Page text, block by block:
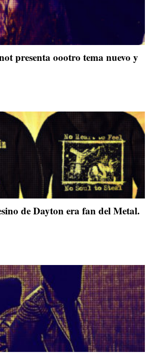
presenta oootro tema nuevo y
de Dayton era fan del Metal.